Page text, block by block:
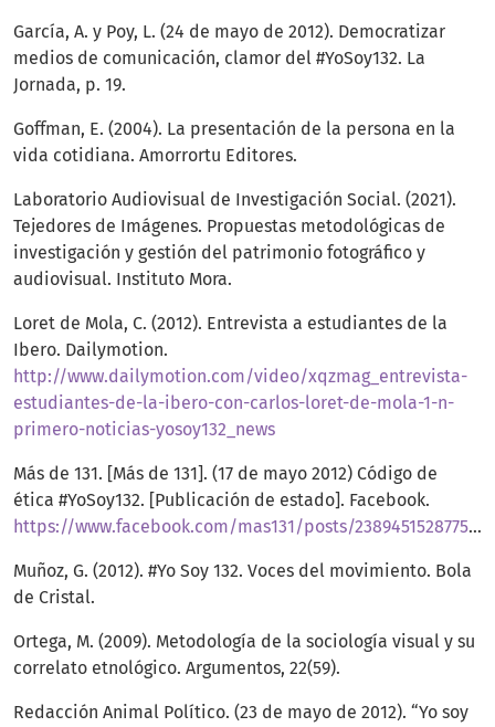
García, A. y Poy, L. (24 de mayo de 2012). Democratizar
medios de comunicación, clamor del #YoSoy132. La
Jornada, p. 19.
Goffman, E. (2004). La presentación de la persona en la
vida cotidiana. Amorrortu Editores.
Laboratorio Audiovisual de Investigación Social. (2021).
Tejedores de Imágenes. Propuestas metodológicas de
investigación y gestión del patrimonio fotográfico y
audiovisual. Instituto Mora.
Loret de Mola, C. (2012). Entrevista a estudiantes de la
Ibero. Dailymotion.
http://www.dailymotion.com/video/xqzmag_entrevista-
estudiantes-de-la-ibero-con-carlos-loret-de-mola-1-n-
primero-noticias-yosoy132_news
Más de 131. [Más de 131]. (17 de mayo 2012) Código de
ética #YoSoy132. [Publicación de estado]. Facebook.
https://www.facebook.com/mas131/posts/238945152877562
Muñoz, G. (2012). #Yo Soy 132. Voces del movimiento. Bola
de Cristal.
Ortega, M. (2009). Metodología de la sociología visual y su
correlato etnológico. Argumentos, 22(59).
Redacción Animal Político. (23 de mayo de 2012). “Yo soy